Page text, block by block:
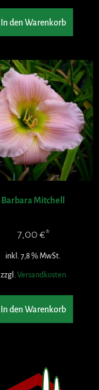
In den Warenkorb
Barbara Mitchell
7,00 €
inkl. 7,8 % MwSt.
zzgl.Versandkosten
In den Warenkorb